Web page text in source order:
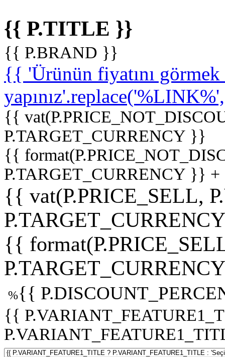
{{ P.TITLE }}
{{ P.BRAND }}
{{ 'Ürünün fiyatını
{{
P.TARGET_CURRENCY }}
{{
P.TARGET_CURRENCY }}
{{ vat(P.PRICE_SELL,
{{
%{{
{{